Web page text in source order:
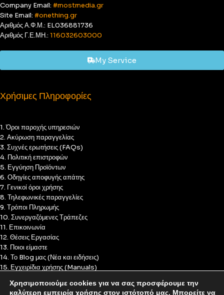
Company Email: #mostmedia.gr
Site Email: #onething.gr
Αριθμός Α.Φ.Μ.: EL036881736
Αριθμός Γ.Ε.ΜΗ.: 116032603000
My Service
Χρήσιμες Πληροφορίες
1. Όροι παροχής υπηρεσιών
2. Ακύρωση παραγγελίας
3. Συχνές ερωτήσεις (FAQs)
4. Πολιτική επιστροφών
5. Εγγύηση Προϊόντων
6. Οδηγίες αποφυγής απάτης
7. Γενικοί όροι χρήσης
8. Τηλεφωνικές παραγγελίες
9. Τρόποι Πληρωμής
10. Συνεργαζόμενες Τράπεζες
11. Επικοινωνία
12. Θέσεις Εργασίας
13. Ποιοι είμαστε
14. Το Blog μας (Νέα και ειδήσεις)
15. Εγχειρίδια χρήσης (Manuals)
17. Πολιτική Cookies
Χρησιμοποιούμε cookies για να σας προσφέρουμε την
καλύτερη εμπειρία χρήσης στον ιστότοπό μας. Μπορείτε να